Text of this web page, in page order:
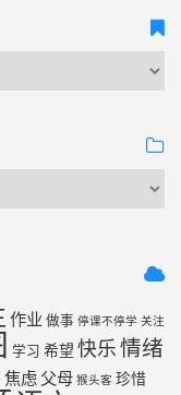
作业 做事 停课不停学 关注
学习 希望 快乐情绪
焦虑 父母 猴头客 珍惜